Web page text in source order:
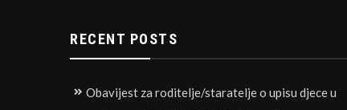
RECENT POSTS
Obavijest za roditelje/staratelje o upisu djece u